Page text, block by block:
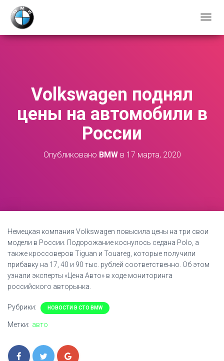
Е
Т
Ь
Volkswagen поднял
цены на автомобили в
России
Опубликовано BMWв 17 марта, 2020
Немецкая компания Volkswagen повысила цены на три свои
модели в России. Подорожание коснулось седана Polo, а
также кроссоверов Tiguan и Touareg, которые получили
прибавку на 17, 40 и 90 тыс. рублей соответственно. Об этом
узнали эксперты «Цена Авто» в ходе мониторинга
российского авторынка.
Рубрики: НОВОСТИ В СТО BMW
Метки: авто